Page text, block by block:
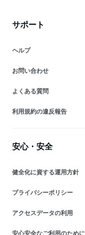
サポート
ヘルプ
お問い合わせ
よくある質問
利用規約の違反報告
安心・安全
健全化に資する運用方針
プライバシーポリシー
アクセスデータの利用
安心安全なご利用のために